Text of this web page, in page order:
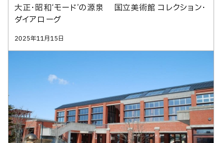
大正・昭和‘モード’の源泉 国立美術館 コレクション・
ダイアローグ
2025年11月15日